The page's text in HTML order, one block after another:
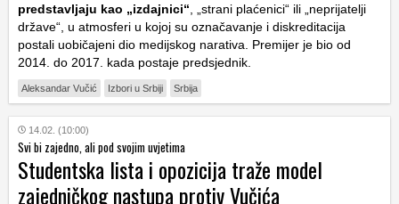
predstavljaju kao „izdajnici“ , „strani plaćenici“ ili „neprijatelji
države“, u atmosferi u kojoj su označavanje i diskreditacija
postali uobičajeni dio medijskog narativa. Premijer je bio od
2014. do 2017. kada postaje predsjednik.
Aleksandar Vučić Izbori u Srbiji Srbija
14.02. (10:00)
Svi bi zajedno, ali pod svojim uvjetima
Studentska lista i opozicija traže model
zajedničkog nastupa protiv Vučića